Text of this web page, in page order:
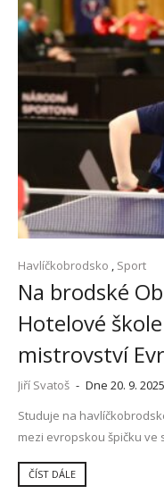
Havlíčkobrodsko Sport
Na brodské
Hotelové
mistrovství
Jiří Svatoš - Dne 20. 9. 2025
Studuje na
mezi evropskou špičku ve
ČÍST DÁLE